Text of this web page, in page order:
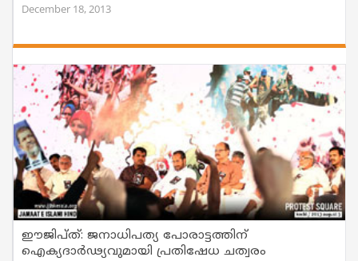
December 18, 2013
ഈജിപ്ത്: ജനാധിപത്യ പോരാട്ടത്തിന്
ഐക്യദാര്‍ഢ്യവുമായി പ്രതിഷേധ ചത്വരം